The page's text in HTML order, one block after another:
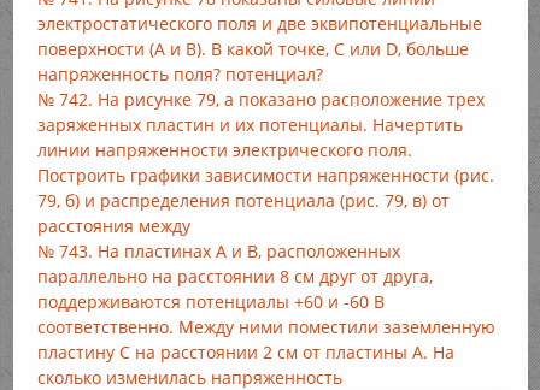
электростатического поля и две эквипотенциальные
поверхности (А и В). В какой точке, С или D, больше
напряженность поля? потенциал?
№ 742. На рисунке 79, а показано расположение трех
заряженных пластин и их потенциалы. Начертить
линии напряженности электрического поля.
Построить графики зависимости напряженности (рис.
79, б) и распределения потенциала (рис. 79, в) от
расстояния между
№ 743. На пластинах А и В, расположенных
параллельно на расстоянии 8 см друг от друга,
поддерживаются потенциалы +60 и -60 В
соответственно. Между ними поместили заземленную
пластину С на расстоянии 2 см от пластины А. На
сколько изменилась напряженность